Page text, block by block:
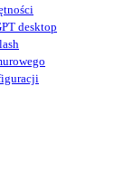
desktop